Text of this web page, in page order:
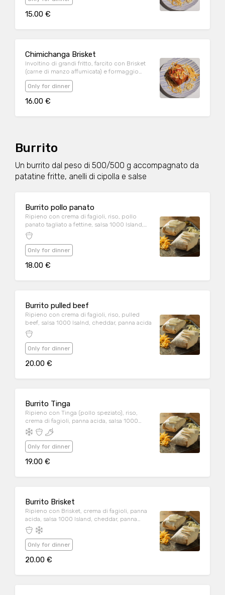
15.00 €
Chimichanga Brisket
Involtino di grandi fritto, farcito con Brisket
(carne di manzo affumicata) e formaggio
fuso.
Only for dinner
16.00 €
Burrito
Un burrito dal peso di 500/500 g accompagnato da
patatine fritte, anelli di cipolla e salse
Burrito pollo panato
Ripieno con crema di fagioli, riso, pollo
panato tagliato a fettine, salsa 1000 Island,
panna acida, cheddar
Only for dinner
18.00 €
Burrito pulled beef
Ripieno con crema di fagioli, riso, pulled
beef, salsa 1000 Isalnd, cheddar, panna acida
Only for dinner
20.00 €
Burrito Tinga
Ripieno con Tinga (pollo speziato), riso,
crema di fagioli, panna acida, salsa 1000
Island, cheddar.
Only for dinner
19.00 €
Burrito Brisket
Ripieno con Brisket, crema di fagioli, panna
acida, salsa 1000 Island, cheddar, panna
acida.
Only for dinner
20.00 €